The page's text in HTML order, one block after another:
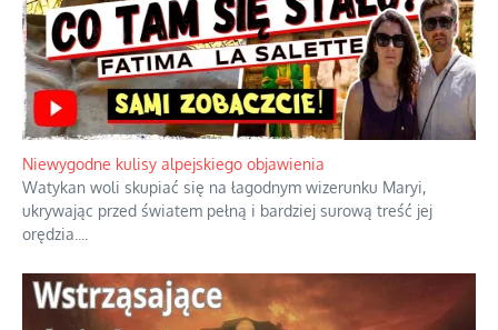
Niewygodne kulisy alpejskiego objawienia
Watykan woli skupiać się na łagodnym wizerunku Maryi,
ukrywając przed światem pełną i bardziej surową treść jej
orędzia.